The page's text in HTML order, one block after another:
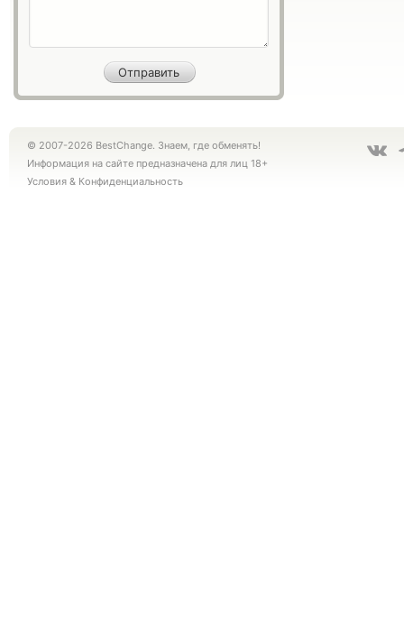
© 2007-2026 BestChange. Знаем, где обменять!
Информация на сайте предназначена для лиц 18+
Условия & Конфиденциальность